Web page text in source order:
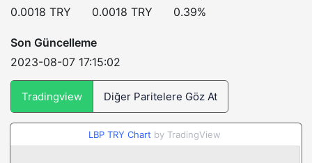
0.0018 TRY
0.0018 TRY
0.39%
Son Güncelleme
2023-08-07 17:15:02
Tradingview Diğer Paritelere Göz At
LBP TRY Chart by TradingView